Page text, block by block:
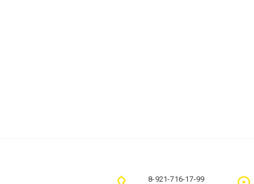
8-921-716-17-99